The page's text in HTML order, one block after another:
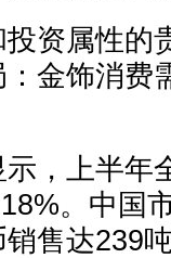
属性的
金饰消费
上半年
。中国
售达239